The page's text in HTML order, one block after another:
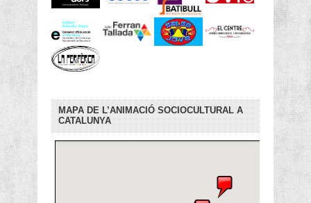
MAPA DE L’ANIMACIÓ SOCIOCULTURAL A
CATALUNYA